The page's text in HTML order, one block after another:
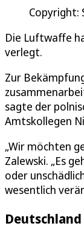
Copyright:
Die Luftwaffe
verlegt.
Zur
sagte der
Amtskollegen
„Wir möchten
Zalewski. „Es
oder
wesentlich